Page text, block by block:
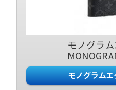
モノグラ
モノグラムエ